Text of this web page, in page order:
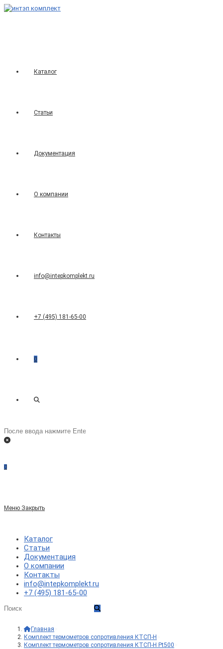
Перейти
Каталог
Статьи
Документация
О компании
Контакты
info@intepkomplekt.ru
+7 (495) 181-65-00
0
Переключить
сайту
Поиск
на
0
Меню Закрыть
Каталог
Статьи
Документация
О компании
Контакты
info@intepkomplekt.ru
+7 (495) 181-65-00
Главная
Комплект термометров сопротивления КТСП-Н
Комплект термометров сопротивления КТСП-Н Pt500